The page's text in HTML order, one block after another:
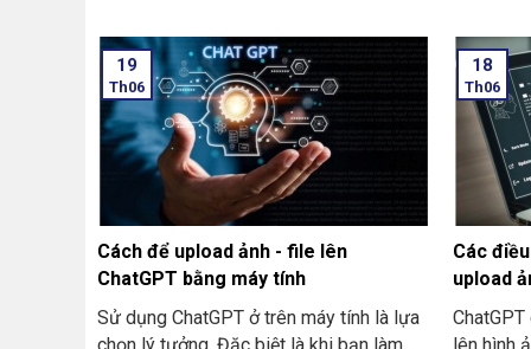
còn ảnh hưởng nghiêm trọng đến hoạt
động của nhiều ứng dụng. Ở một số
phần mềm, đặc biệt là các ứng dụng có
liên quan đến internet, dịch vụ web hoặc
là các cơ chế ủy quyền được dựa trên
internet. Là có thể từ chối truy cập nếu
thời gian trên máy tính không được đồng
bộ với thời gian thực.
không
đột thì
hiển thị.
lệch
hiện vệt
Việc
thái
giúp giải
phục
19
Th06
Cách để upload ảnh - file lên
ChatGPT bằng máy tính
Sử dụng ChatGPT ở trên máy tính là lựa
chọn lý tưởng. Đặc biệt là khi bạn làm
18
Th06
Các
upload
lên hình